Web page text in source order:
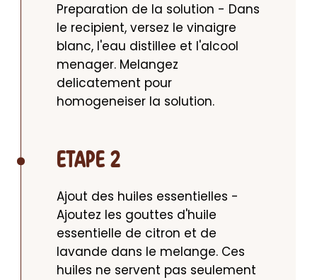
Preparation de la solution - Dans
le recipient, versez le vinaigre
blanc, l'eau distillee et l'alcool
menager. Melangez
delicatement pour
homogeneiser la solution.
ETAPE 2
Ajout des huiles essentielles -
Ajoutez les gouttes d'huile
essentielle de citron et de
lavande dans le melange. Ces
huiles ne servent pas seulement